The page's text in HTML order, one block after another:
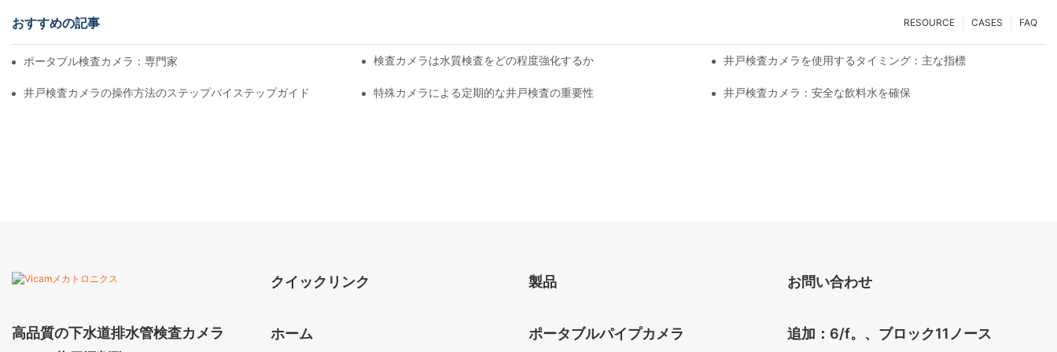
おすすめの記事 FAQ
CASES
RESOURCE
ポータブル検査カメラ：専門家に必須のツール 検査カメラは水質検査をどの程度強化するか 井戸検査カメラを使用するタイミング：主な指標
井戸検査カメラの操作方法のステップバイステップガイド 特殊カメラによる定期的な井戸検査の重要性 井戸検査カメラ：安全な飲料水を確保
高品質の下水道排水管検査カメラ
クイックリンク
ホーム
製品
ポータブルパイプカメラ
お問い合わせ
追加：6/f。、ブロック11ノース